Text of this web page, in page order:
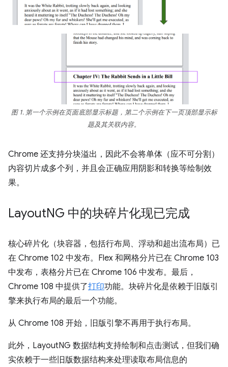
图 1. 第一个示例在页面底部显示标题，第二个示例在下一页顶部显示标
题及其关联内容。
Chrome 还支持分块溢出，因此不会将单体（应不可分割）
内容切片成多个列，并且会正确应用阴影和转换等绘制效
果。
LayoutNG 中的块碎片化现已完成
核心碎片化（块容器，包括行布局、浮动和超出流布局）已
在 Chrome 102 中发布。Flex 和网格分片已在 Chrome 103
中发布，表格分片已在 Chrome 106 中发布。最后，
Chrome 108 中提供了打印功能。块碎片化是依赖于旧版引
擎来执行布局的最后一个功能。
从 Chrome 108 开始，旧版引擎不再用于执行布局。
此外，LayoutNG 数据结构支持绘制和点击测试，但我们确
实依赖于一些旧版数据结构来处理读取布局信息的